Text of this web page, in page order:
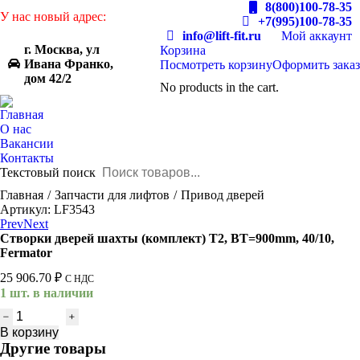
У нас новый адрес:
г. Москва, ул
Ивана Франко,
дом 42/2
8(800)100-78-35
+7(995)100-78-35
info@lift-fit.ru
Мой аккаунт
Корзина
Посмотреть корзинуОформить заказ
No products in the cart.
Главная
О нас
Вакансии
Контакты
Текстовый поиск
You are here:
Главная Запчасти для лифтов
Привод дверей
Артикул: LF3543
PrevNext
Створки дверей шахты (комплект) T2, BT=900mm, 40/10,
Fermator
25 906.70 ₽ С НДС
1 шт. в наличии
Количество
товара
Створки
В корзину
Другие товары